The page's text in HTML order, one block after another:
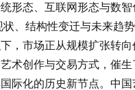
形态、互联网形态与数
、结构性变迁与未来趋
，市场正从规模扩张转
术创作与交易方式，催
际化的历史新节点。中